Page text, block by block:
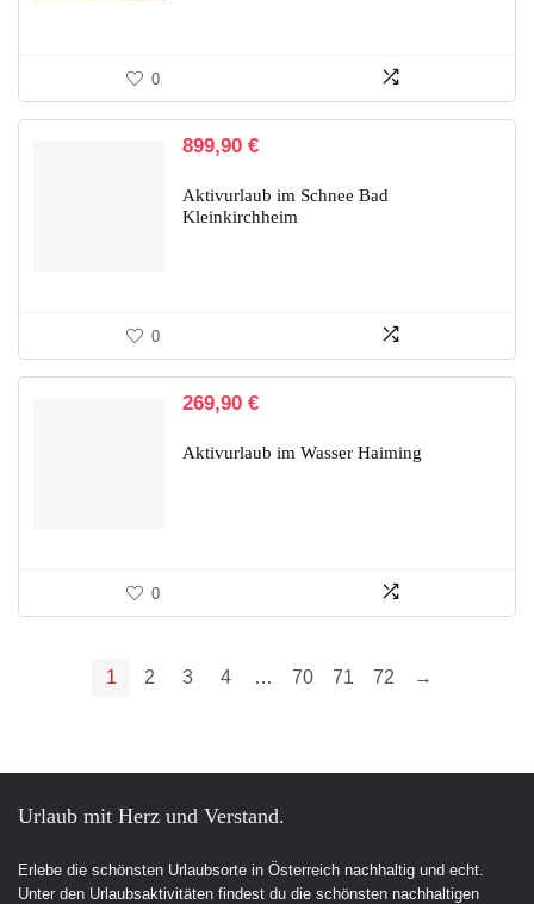
0
899,90 €
Aktivurlaub im Schnee Bad
Kleinkirchheim
0
269,90 €
Aktivurlaub im Wasser Haiming
0
1 2 3 4 … 70 71 72 →
Urlaub mit Herz und Verstand.
Erlebe die schönsten Urlaubsorte in Österreich nachhaltig und echt.
Unter den Urlaubsaktivitäten findest du die schönsten nachhaltigen